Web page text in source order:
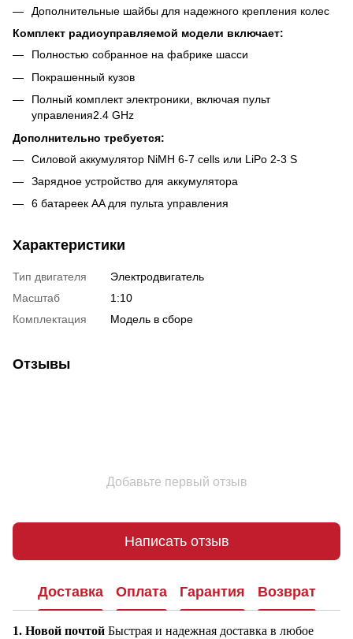
Дополнительные шайбы для надежного крепления колес
Комплект радиоуправляемой модели включает:
Полностью собранное на фабрике шасси
Покрашенный кузов
Полный комплект электроники, включая пульт
управления2.4 GHz
Дополнительно требуется:
Силовой аккумулятор NiMH 6-7 cells или LiPo 2-3 S
Зарядное устройство для аккумулятора
6 батареек AA для пульта управления
Характеристики
Тип двигателя
Электродвигатель
Масштаб
1:10
Комплектация
Модель в сборе
Отзывы
Добавьте первый отзыв
Написать отзыв
Доставка Оплата Гарантия Возврат
1. Новой почтой Быстрая и надежная доставка в любое